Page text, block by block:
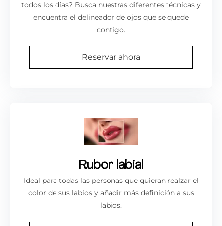
todos los días? Busca nuestras diferentes técnicas y
encuentra el delineador de ojos que se quede
contigo.
Reservar ahora
Rubor labial
Ideal para todas las personas que quieran realzar el
color de sus labios y añadir más definición a sus
labios.